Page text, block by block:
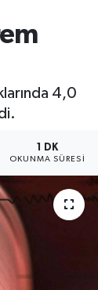
4,0
1 DK
OKUNMA SÜRESI